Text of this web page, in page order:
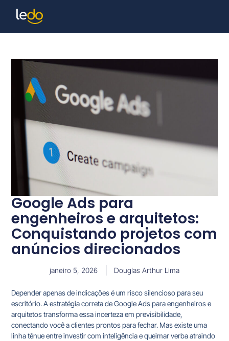
Google Ads para
engenheiros e arquitetos:
Conquistando projetos com
anúncios direcionados
janeiro 5, 2026 Douglas Arthur Lima
Depender apenas de indicações é um risco silencioso para seu
escritório. A estratégia correta de Google Ads para engenheiros e
arquitetos transforma essa incerteza em previsibilidade,
conectando você a clientes prontos para fechar. Mas existe uma
linha tênue entre investir com inteligência e queimar verba atraindo